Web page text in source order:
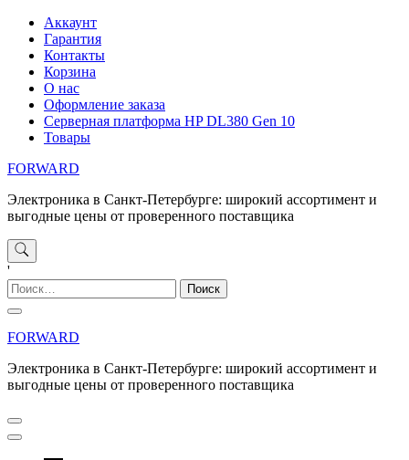
Перейти
содержимому
Аккаунт
Гарантия
Контакты
Корзина
О нас
Оформление заказа
Серверная платформа HP DL380 Gen 10
Товары
FORWARD
Электроника в Санкт-Петербурге: широкий ассортимент и
выгодные цены от проверенного поставщика
'
Найти:
FORWARD
Электроника в Санкт-Петербурге: широкий ассортимент и
выгодные цены от проверенного поставщика